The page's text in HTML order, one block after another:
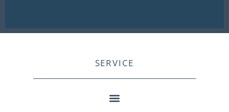
SERVICE